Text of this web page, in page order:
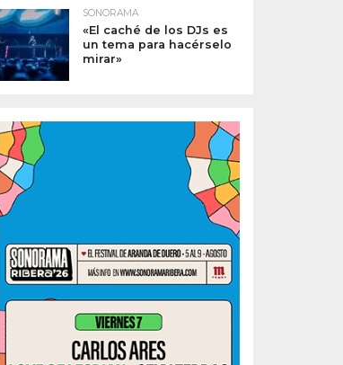
SONORAMA
«El caché de los DJs es
un tema para hacérselo
mirar»